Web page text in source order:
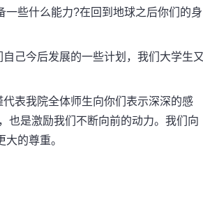
些什么能力?在回到地球之后你们的身
己今后发展的一些计划，我们大学生
表我院全体师生向你们表示深深的感
也是激励我们不断向前的动力。我们向
的尊重。